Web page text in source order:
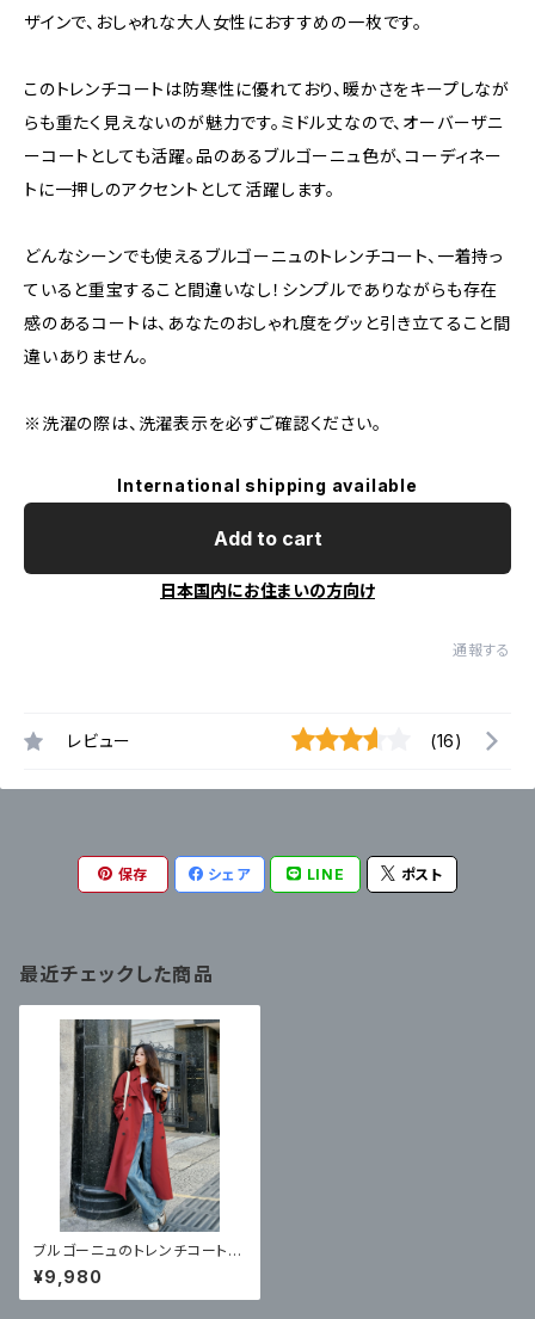
ザインで、おしゃれな大人女性におすすめの一枚です。
このトレンチコートは防寒性に優れており、暖かさをキープしなが
らも重たく見えないのが魅力です。ミドル丈なので、オーバーザニ
ーコートとしても活躍。品のあるブルゴーニュ色が、コーディネー
トに一押しのアクセントとして活躍します。
どんなシーンでも使えるブルゴーニュのトレンチコート、一着持っ
ていると重宝すること間違いなし！シンプルでありながらも存在
感のあるコートは、あなたのおしゃれ度をグッと引き立てること間
違いありません。
※洗濯の際は、洗濯表示を必ずご確認ください。
International shipping available
Add to cart
日本国内にお住まいの方向け
通報する
レビュー (16)
保存 シェア LINE ポスト
最近チェックした商品
ブルゴーニュのトレンチコート
ミドル丈 オーバーザニーコー
ト
¥9,980